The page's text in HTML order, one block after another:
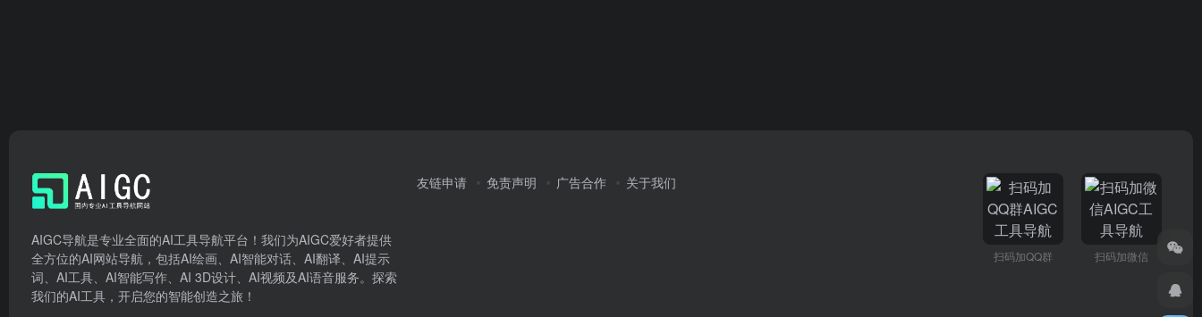
AIGC导航是专业全面的AI工具导航平台！我们为AIGC爱好者提供
全方位的AI网站导航，包括AI绘画、AI智能对话、AI翻译、AI提示
词、AI工具、AI智能写作、AI 3D设计、AI视频及AI语音服务。探索
我们的AI工具，开启您的智能创造之旅！
友链申请 免责声明 广告合作 关于我们
扫码加QQ群 扫码加微信